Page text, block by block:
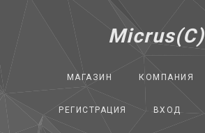
Micrus(C)
МАГАЗИН КОМПАНИЯ
РЕГИСТРАЦИЯ ВХОД